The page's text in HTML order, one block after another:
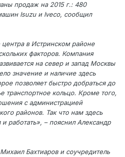
продаж на 2015 г.: 480
Isuzu и Iveco, сообщил
в Истринском районе
факторов. Компания
на север и запад Москвы
значение и наличие здесь
позволяет быстро добраться до
транспортное кольцо. Кроме того,
с администрацией
районов. Так что нам здесь
работать», – пояснил Александр
Бахтиаров и соучредитель